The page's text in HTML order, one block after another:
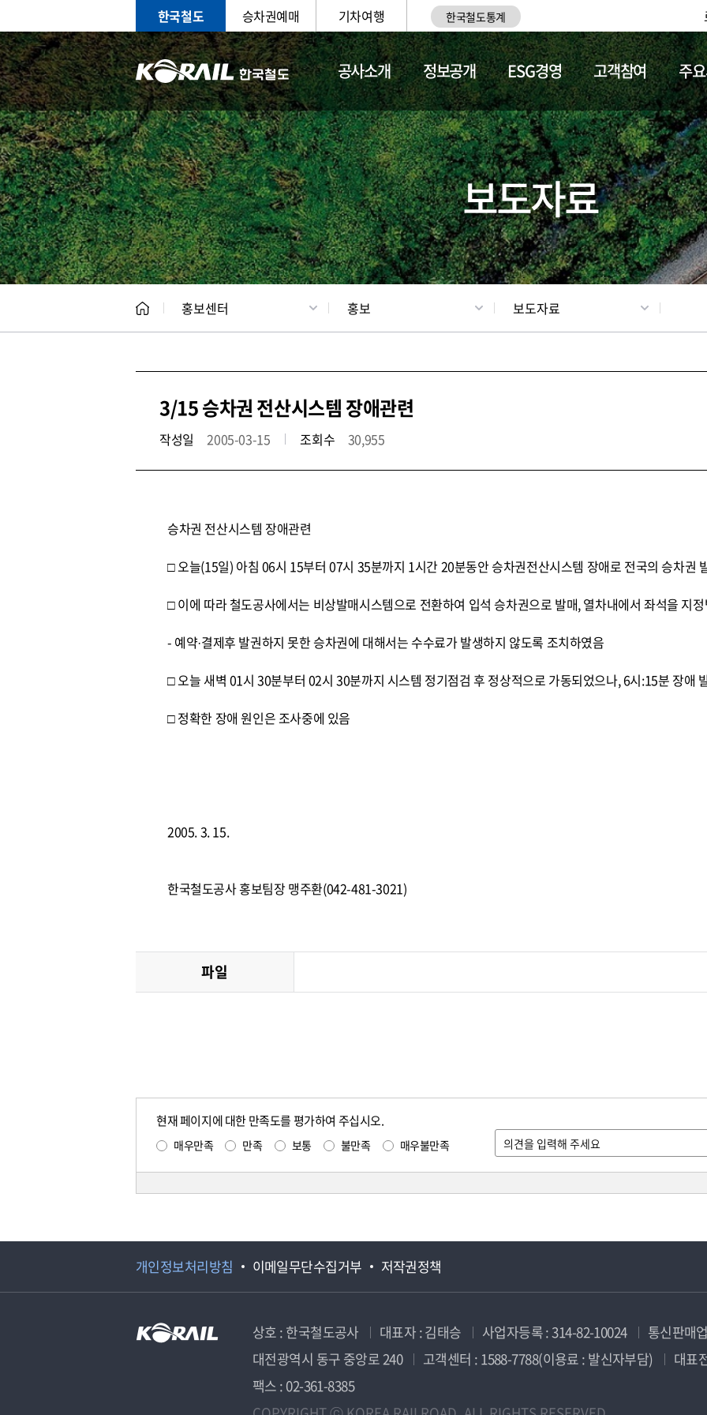
한국철도 승차권예매 기차여행 한국철도통계
공사소개 정보공개 ESG경영 고객참여 주
홍보 문화사업 갤러리 기차소개
보도자료
홍보센터 홍보 보도자료
3/15 승차권 전산시스템 장애관련
작성일 2005-03-15 조회수 30,955
승차권 전산시스템 장애관련
□ 오늘(15일) 아침 06시 15부터 07시 35분까지 1시간 20분동안 승차권전산시스템 장애로 전국의 승차권
□ 이에 따라 철도공사에서는 비상발매시스템으로 전환하여 입석 승차권으로 발매, 열차내에서 좌석을 지
- 예약·결제후 발권하지 못한 승차권에 대해서는 수수료가 발생하지 않도록 조치하였음
□ 오늘 새벽 01시 30분부터 02시 30분까지 시스템 정기점검 후 정상적으로 가동되었으나, 6시:15분 장애
□ 정확한 장애 원인은 조사중에 있음
2005. 3. 15.
한국철도공사 홍보팀장 맹주환(042-481-3021)
파일
현재 페이지에 대한 만족도를 평가하여 주십시오.
매우만족 만족 보통 불만족 매우불만족
개인정보처리방침 이메일무단수집거부 저작권정책
상호 : 한국철도공사 대표자 : 김태승 사업자등록 : 314-82-10024
통신판매
대전광역시 동구 중앙로 240
고객센터 : 1588-7788(이용료 : 발신자부담)
대표
팩스 : 02-361-8385